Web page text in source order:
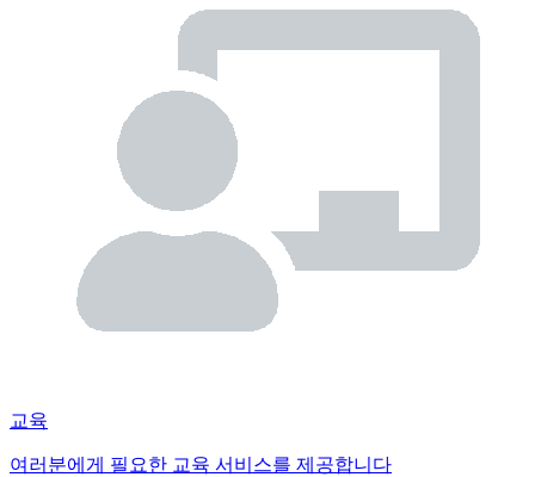
교육
여러분에게 필요한 교육 서비스를 제공합니다